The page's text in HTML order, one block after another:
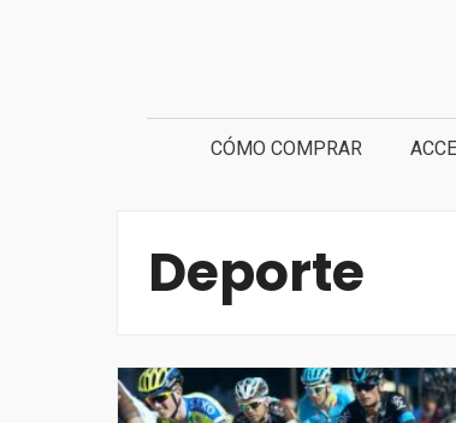
CÓMO COMPRAR
Deporte